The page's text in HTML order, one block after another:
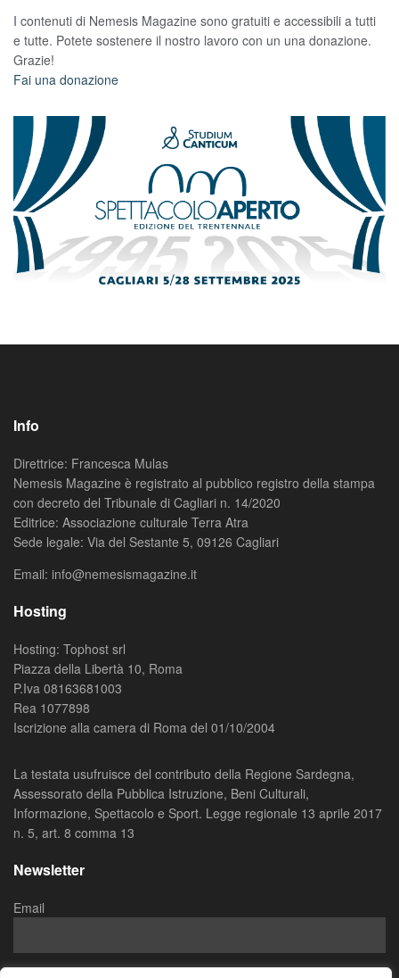
I contenuti di Nemesis Magazine sono gratuiti e accessibili a tutti
e tutte. Potete sostenere il nostro lavoro con un una donazione.
Grazie!
Fai una donazione
Info
Direttrice: Francesca Mulas
Nemesis Magazine è registrato al pubblico registro della stampa
con decreto del Tribunale di Cagliari n. 14/2020
Editrice: Associazione culturale Terra Atra
Sede legale: Via del Sestante 5, 09126 Cagliari
Email: info@nemesismagazine.it
Hosting
Hosting: Tophost srl
Piazza della Libertà 10, Roma
P.Iva 08163681003
Rea 1077898
Iscrizione alla camera di Roma del 01/10/2004
La testata usufruisce del contributo della Regione Sardegna,
Assessorato della Pubblica Istruzione, Beni Culturali,
Informazione, Spettacolo e Sport. Legge regionale 13 aprile 2017
n. 5, art. 8 comma 13
Newsletter
Email